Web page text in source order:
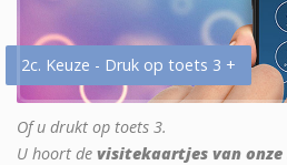
2c. Keuze - Druk op toets 3 +
Of u drukt op toets 3.
U hoort de visitekaartjes van onze